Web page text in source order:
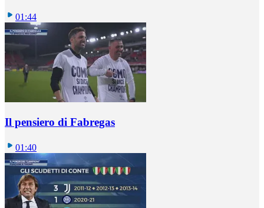
01:44
Il pensiero di Fabregas
01:40